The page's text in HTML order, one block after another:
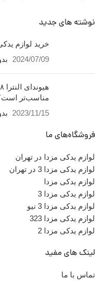
نوشته های جدید
خرید لوازم
2024/07/09
مناسب‌تر
2023/11/15
فروشگاه‌های ما
لوازم یدکی مزدا در تهران
لوازم یدکی مزدا 3 در تهران
لوازم یدکی مزدا
لوازم یدکی مزدا 3
لوازم یدکی مزدا 3 نیو
لوازم یدکی مزدا 323
لوازم یدکی مزدا 2
لینک های مفید
تماس با ما